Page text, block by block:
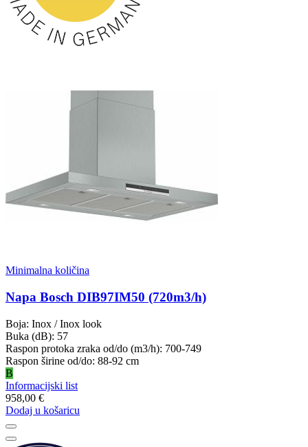
Minimalna količina
Napa Bosch DIB97IM50 (720m3/h)
Boja: Inox / Inox look
Buka (dB): 57
Raspon protoka zraka od/do (m3/h): 700-749
Raspon širine od/do: 88-92 cm
B
Informacijski list
958,00 €
Dodaj u košaricu